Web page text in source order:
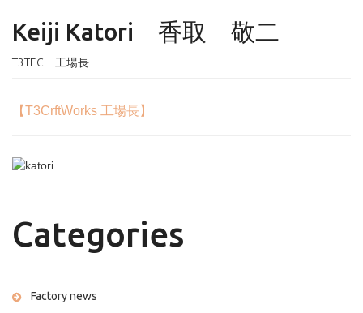
Keiji Katori 香取 敬二
T3TEC 工場長
【T3CrftWorks 工場長】
Categories
Factory news